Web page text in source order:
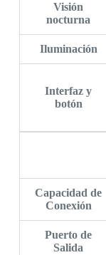
Visión
nocturna
Iluminación
Interfaz y
botón
Capacidad de
Conexión
Puerto de
Salida